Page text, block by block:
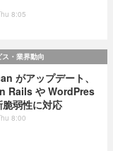
8:05
ス・業界動向
がアップデート、
Rails や WordPres
弱性に対応
8:00